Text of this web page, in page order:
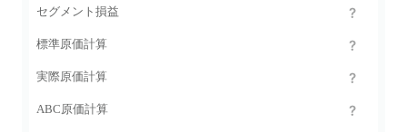
セグメント損益
標準原価計算
実際原価計算
ABC原価計算